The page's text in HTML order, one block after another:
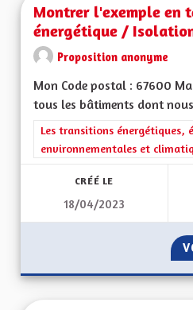
Montrer l'exemple en
énergétique /
Proposition anonyme
Mon Code postal : 67600
tous les bâtiments dont nous
Filtrer les résultats de la
Les transitions énergétiques,
environnementales et
CRÉÉ LE
18/04/2023